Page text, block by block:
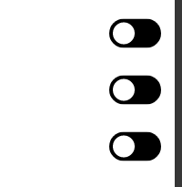
睡眠が回復力の構築にど
のように役立つか